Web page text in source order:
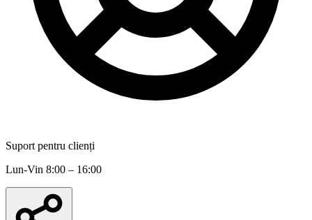
Suport pentru clienți
Lun-Vin 8:00 – 16:00